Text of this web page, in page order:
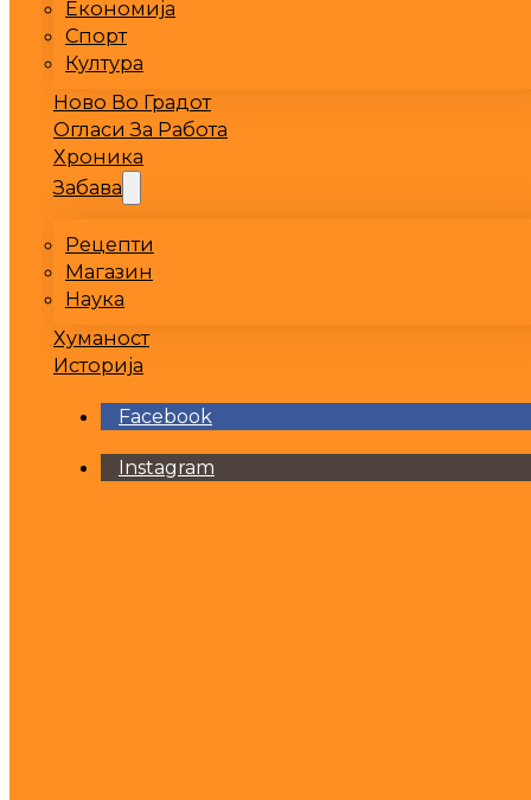
Економија
Спорт
Култура
Ново Во Градот
Огласи За Работа
Хроника
Забава
Рецепти
Магазин
Наука
Хуманост
Историја
Facebook
Instagram